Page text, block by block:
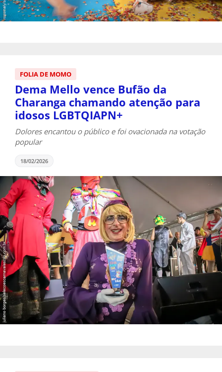
FOLIA DE MOMO
Dema Mello vence Bufão da
Charanga chamando atenção para
idosos LGBTQIAPN+
Dolores encantou o público e foi ovacionada na votação
popular
18/02/2026